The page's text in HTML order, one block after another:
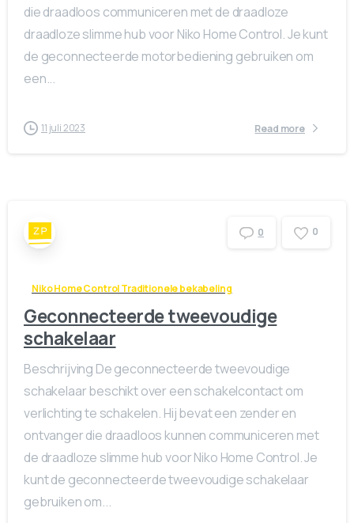
die draadloos communiceren met de draadloze
draadloze slimme hub voor Niko Home Control. Je kunt
de geconnecteerde motorbediening gebruiken om
een...
11 juli 2023 Read more
0 0
Niko Home Control Traditionele bekabeling
Geconnecteerde tweevoudige
schakelaar
Beschrijving De geconnecteerde tweevoudige
schakelaar beschikt over een schakelcontact om
verlichting te schakelen. Hij bevat een zender en
ontvanger die draadloos kunnen communiceren met
de draadloze slimme hub voor Niko Home Control. Je
kunt de geconnecteerde tweevoudige schakelaar
gebruiken om...